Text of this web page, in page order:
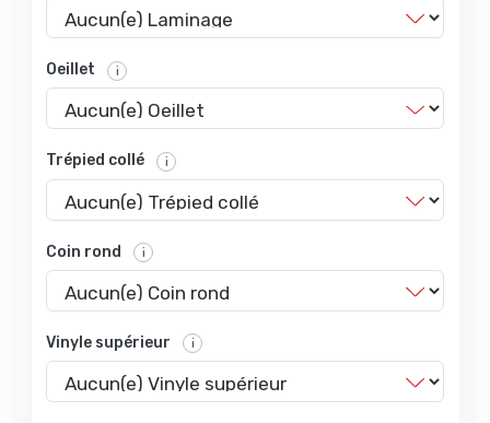
Oeillet i
Trépied collé i
Coin rond i
Vinyle supérieur i